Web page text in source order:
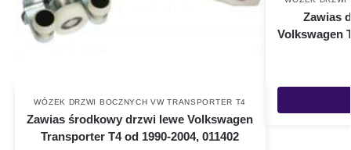
WÓZEK DRZWI BOCZNYCH VW TRANSPORTER T4
Zawias środkowy drzwi lewe Volkswagen
Transporter T4 od 1990-2004, 011402
Zawias
Volkswagen